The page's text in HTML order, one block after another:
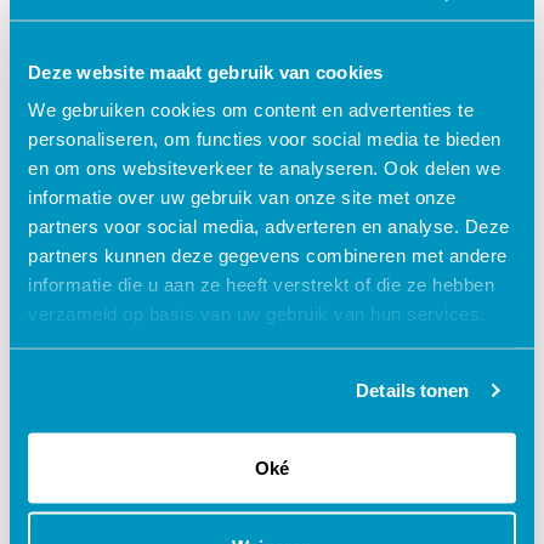
Deze website maakt gebruik van cookies
We gebruiken cookies om content en advertenties te
personaliseren, om functies voor social media te bieden
en om ons websiteverkeer te analyseren. Ook delen we
informatie over uw gebruik van onze site met onze
partners voor social media, adverteren en analyse. Deze
partners kunnen deze gegevens combineren met andere
informatie die u aan ze heeft verstrekt of die ze hebben
verzameld op basis van uw gebruik van hun services.
Details tonen
Oké
access_time 60 minuten
V&VN
Accr.nr. 648249 1 punt
turned_in_not Certificaat
€ 40,00 shopping_cart
Waarom kiezen voor deze
zorgprofessionals